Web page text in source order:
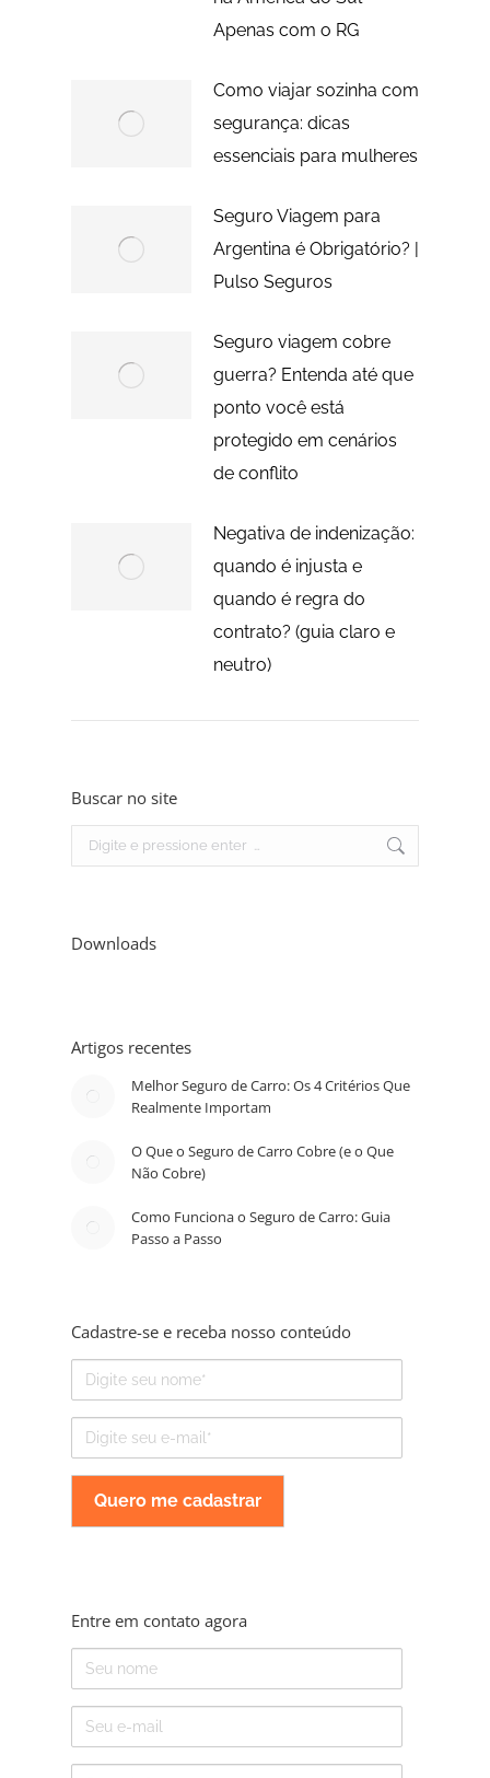
Apenas com o RG
Como viajar sozinha com
segurança: dicas
essenciais para mulheres
Seguro Viagem para
Argentina é Obrigatório? |
Pulso Seguros
Seguro viagem cobre
guerra? Entenda até que
ponto você está
protegido em cenários
de conflito
Negativa de indenização:
quando é injusta e
quando é regra do
contrato? (guia claro e
neutro)
Buscar no site
Search:
Downloads
Artigos recentes
Melhor Seguro de Carro: Os 4 Critérios Que
Realmente Importam
O Que o Seguro de Carro Cobre (e o Que
Não Cobre)
Como Funciona o Seguro de Carro: Guia
Passo a Passo
Cadastre-se e receba nosso conteúdo
Nome
mail
Entre em contato agora
Nome
mail
Telefone